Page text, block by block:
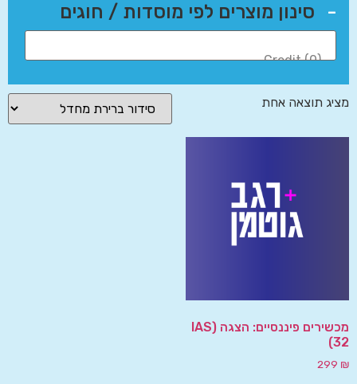
סינון מוצרים לפי מוסדות / חוגים -
מציג תוצאה אחת
מכשירים פיננסיים: הצגה (IAS
32)
299 ₪